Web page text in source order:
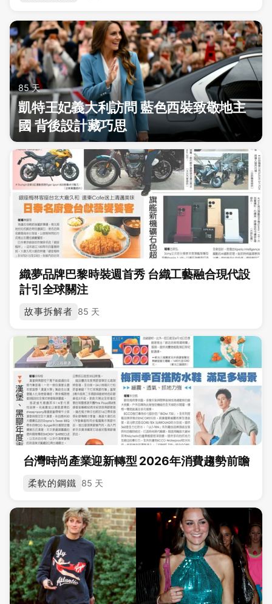
85 天
凱特王妃義大利訪問 藍色西裝致敬地主
國 背後設計藏巧思
織夢品牌巴黎時裝週首秀 台織工藝融合現代設
計引全球關注
故事拆解者 85 天
台灣時尚產業迎新轉型 2026年消費趨勢前瞻
柔軟的鋼鐵 85 天